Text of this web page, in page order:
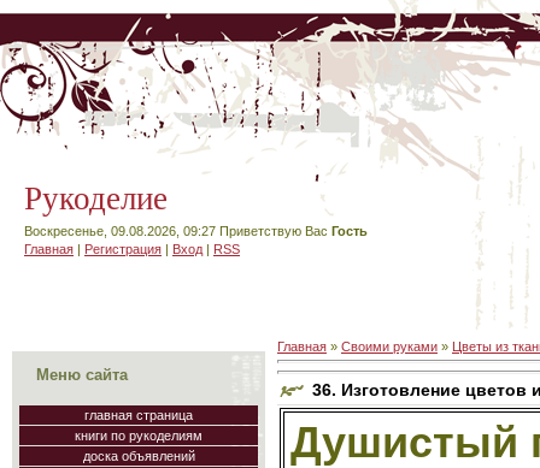
Рукоделие
Воскресенье, 09.08.2026, 09:27 Приветствую Вас Гость
Главная | Регистрация | Вход | RSS
Меню сайта
главная страница
книги по рукоделиям
доска объявлений
Главная » Своими руками » Цветы из
36. Изготовление
Душистый